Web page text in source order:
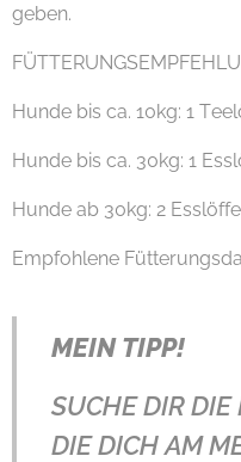
geben.
Hunde bis ca. 10kg: 1
Hunde bis ca. 30kg: 1
Hunde ab 30kg: 2
Empfohlene
MEIN TIPP!
SUCHE DIR
DIE DICH AM